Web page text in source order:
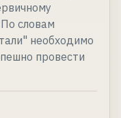
словам
необходимо
провести